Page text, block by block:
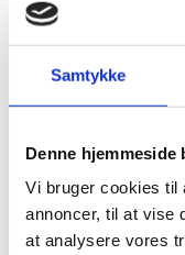
Samtykke
Denne hjemmeside
Vi bruger cookies til
annoncer, til at vise
at analysere vores
Visum
Visumfri
Pas skal være